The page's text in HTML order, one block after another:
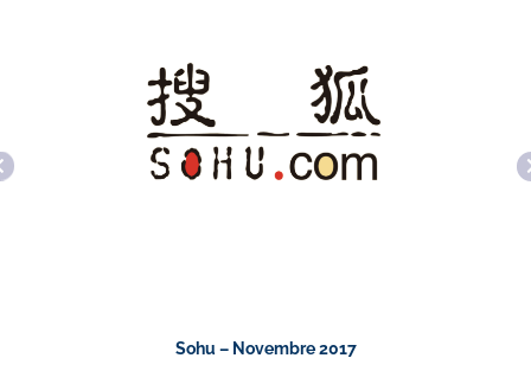
Sohu – Novembre 2017